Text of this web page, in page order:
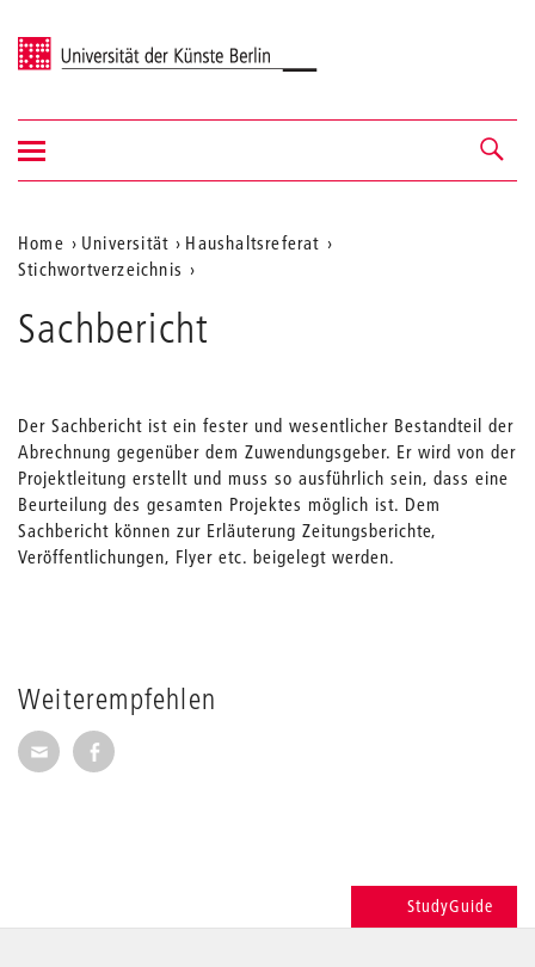
Universität der Künste Berlin
Navigation &
Suche
Navigation
ein-/ausblenden
Aktuelle
Position
auf
Home Universität
Haushaltsreferat
Stichwortverzeichnis
Sachbericht
Weiterempfehlen
Seite per E-Mail weiterempfehlen
Seite auf Facebook weiterempfehlen
Der Sachbericht ist ein fester und wesentlicher Bestandteil der
Abrechnung gegenüber dem Zuwendungsgeber. Er wird von der
Projektleitung erstellt und muss so ausführlich sein, dass eine
Beurteilung des gesamten Projektes möglich ist. Dem
Sachbericht können zur Erläuterung Zeitungsberichte,
Veröffentlichungen, Flyer etc. beigelegt werden.
StudyGuide